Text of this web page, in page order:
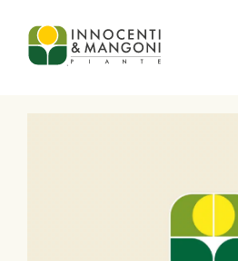
Skip to main content